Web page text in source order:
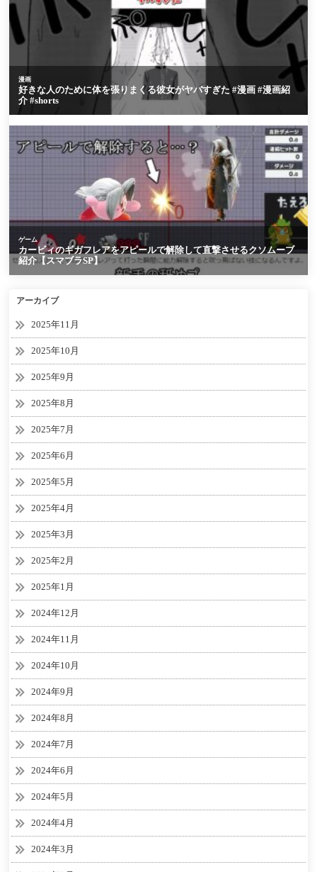
アーカイブ
2025年11月
2025年10月
2025年9月
2025年8月
2025年7月
2025年6月
2025年5月
2025年4月
2025年3月
2025年2月
2025年1月
2024年12月
2024年11月
2024年10月
2024年9月
2024年8月
2024年7月
2024年6月
2024年5月
2024年4月
2024年3月